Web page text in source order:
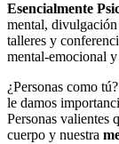
Esencialmente
mental, divulgación
talleres y
mental-emocional
¿Personas como
le damos
Personas valientes
cuerpo y nuestra